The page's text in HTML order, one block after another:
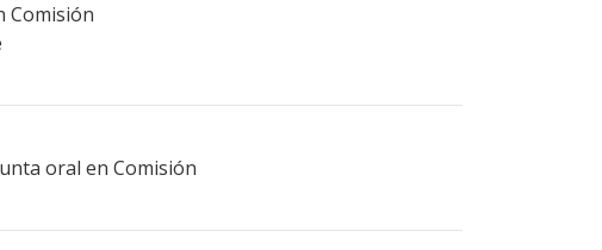
Comisión
oral en Comisión